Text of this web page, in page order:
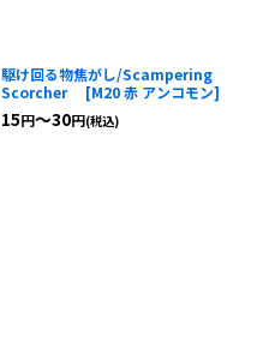
駆け回る物焦がし/Scampering
Scorcher
[M20 赤 アンコモン]
15円～30円(税込)